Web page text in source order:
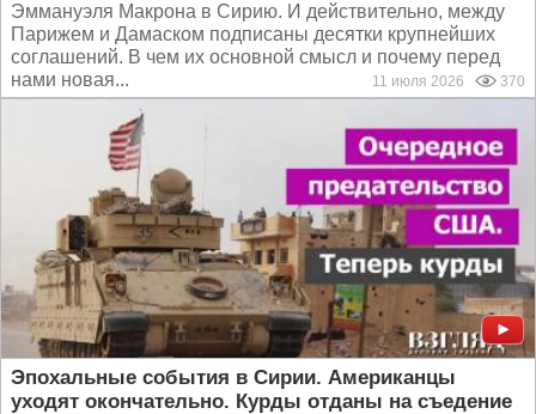
Эммануэля Макрона в Сирию. И действительно, между
Парижем и Дамаском подписаны десятки крупнейших
соглашений. В чем их основной смысл и почему перед
нами новая...
11 июля 2026 370
Эпохальные события в Сирии. Американцы
уходят окончательно. Курды отданы на съедение